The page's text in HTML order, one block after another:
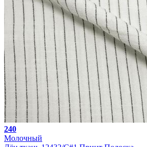
240
Молочный